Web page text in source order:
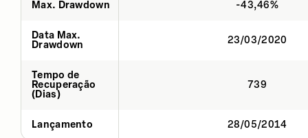
Max. Drawdown -43,46%
Data Max.
Drawdown
23/03/2020
Tempo de
Recuperação
(Dias)
739
Lançamento
28/05/2014